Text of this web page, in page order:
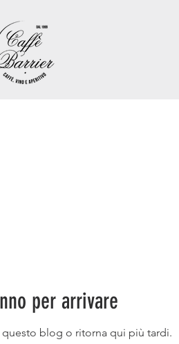
per arrivare
blog o ritorna qui più tardi.